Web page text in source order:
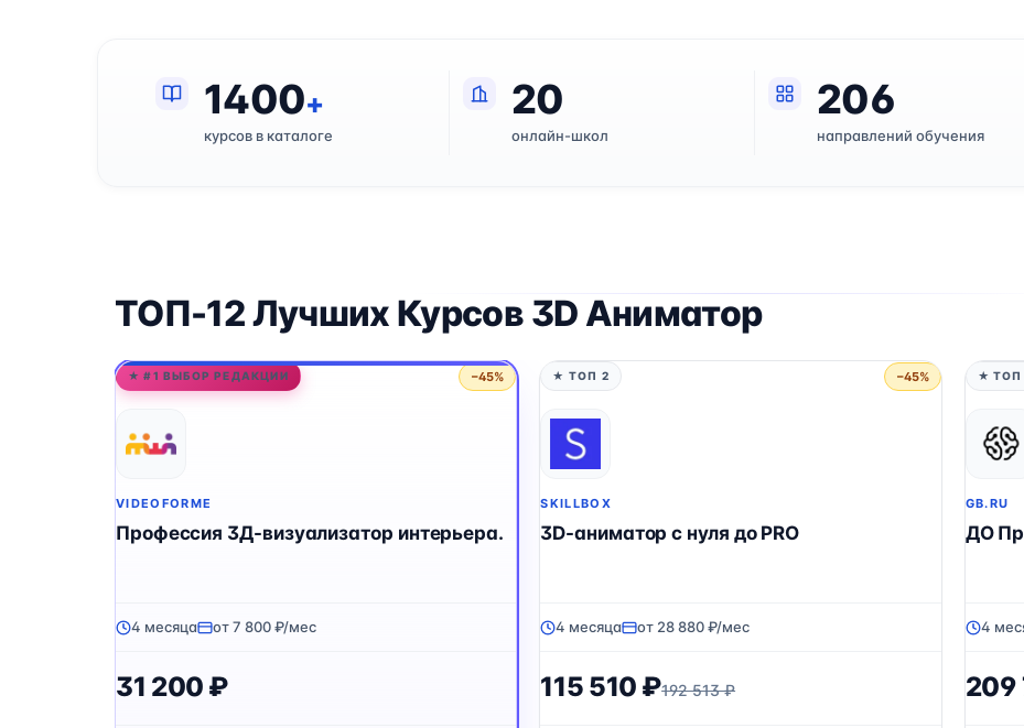
1400+
курсов в каталоге
20
онлайн-школ
206
направлений обучения
ТОП-12 Лучших Курсов 3D Аниматор
★ #1 ВЫБОР РЕДАКЦИИ −45%
VIDEOFORME
Профессия 3Д-визуализатор интерьера.
4 месяца от 7 800 ₽/мес
31 200 ₽
★ ТОП 2 −45%
SKILLBOX
3D-аниматор с нуля до PRO
4 месяца от 28 880 ₽/мес
115 510 ₽192 513 ₽
★ ТОП
GB.RU
ДО
4
209